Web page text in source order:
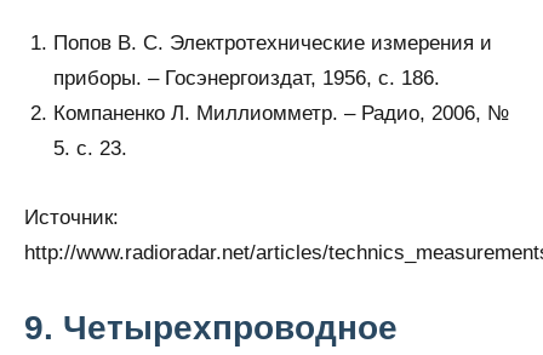
Попов В. С. Электротехнические измерения и
приборы. – Госэнергоиздат, 1956, с. 186.
Компаненко Л. Миллиомметр. – Радио, 2006, №
5. с. 23.
Источник:
http://www.radioradar.net/articles/
9. Четырехпроводное